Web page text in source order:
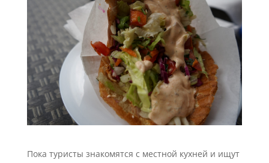
Пока туристы знакомятся с местной кухней и ищут